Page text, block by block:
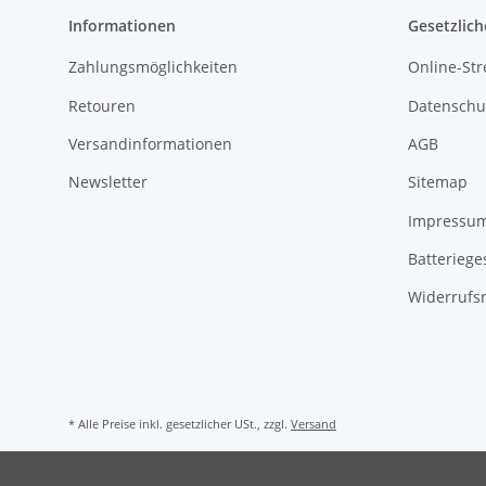
Informationen
Zahlungsmöglichkeiten
Retouren
Versandinformationen
Newsletter
Online-
AGB
Sitemap
* Alle Preise inkl. gesetzlicher USt., zzgl. Versand